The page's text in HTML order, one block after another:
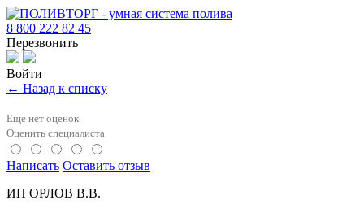
8 800 222 82 45
Перезвонить
Войти
← Назад к списку
Еще нет оценок
Оценить специалиста
Написать Оставить отзыв
ИП ОРЛОВ В.В.